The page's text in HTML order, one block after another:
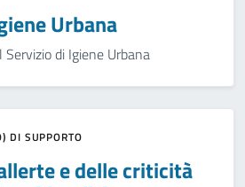
Urbana
di Igiene Urbana
DI SUPPORTO
e delle criticità